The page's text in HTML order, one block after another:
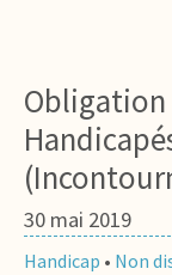
Obligation
30 mai 2019
Handicap • Non